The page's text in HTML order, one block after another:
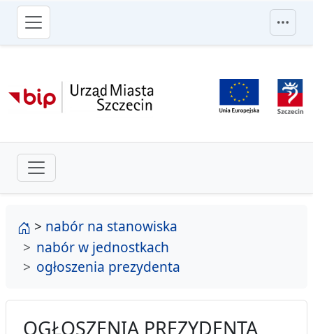
przejdź do głównego menu
strona główna
> nabór na stanowiska
nabór w jednostkach
ogłoszenia prezydenta
OGŁOSZENIA PREZYDENTA